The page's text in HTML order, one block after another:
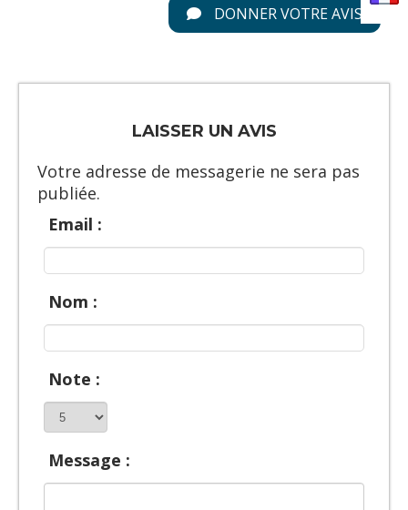
DONNER VOTRE AVIS
LAISSER UN AVIS
Votre adresse de messagerie ne sera pas
publiée.
Email :
Nom :
Note :
Message :